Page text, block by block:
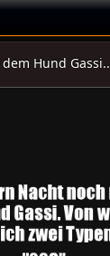
Hund Gassi..